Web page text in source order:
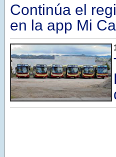
Continúa el
en la app Mi